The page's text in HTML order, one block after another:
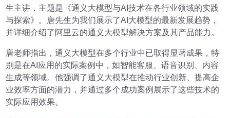
生主讲，主题是《通义大模型与AI技术在各行业领域的实践
与探索》。唐先生为我们展示了AI大模型的最新发展趋势，
并详细介绍了阿里云的通义大模型解决方案及其产品能力。
唐老师指出，通义大模型在多个行业中已取得显著成果，特
别是在AI应用的实际案例中，如智能客服、语音识别、内容
生成等领域。他强调了通义大模型在推动行业创新、提高企
业效率方面的潜力，并通过多个成功案例展示了这些技术的
实际应用效果。